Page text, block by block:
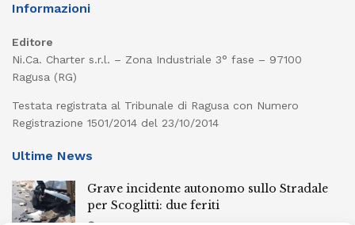
Informazioni
Editore
Ni.Ca. Charter s.r.l. – Zona Industriale 3° fase – 97100
Ragusa (RG)
Testata registrata al Tribunale di Ragusa con Numero
Registrazione 1501/2014 del 23/10/2014
Ultime News
Grave incidente autonomo sullo Stradale
per Scoglitti: due feriti